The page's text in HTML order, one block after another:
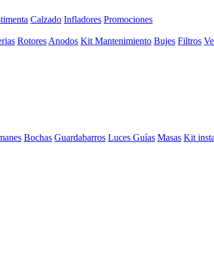
Calzado Infladores Promociones
Rotores Anodos Kit Mantenimiento Bujes Filtros
Bochas Guardabarros Luces Guías Masas Kit